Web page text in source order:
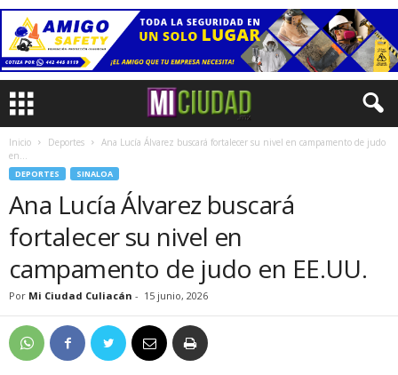
Inicio Deportes
Ana Lucía Álvarez buscará fortalecer su nivel en campamento de judo
en...
DEPORTES SINALOA
Ana Lucía Álvarez buscará
fortalecer su nivel en
campamento de judo en EE.UU.
Por Mi Ciudad Culiacán - 15 junio, 2026